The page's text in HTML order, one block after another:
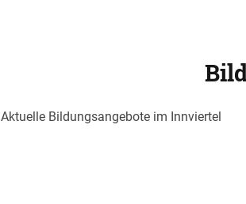
Aktuelle Bildungsangebote im Innviertel